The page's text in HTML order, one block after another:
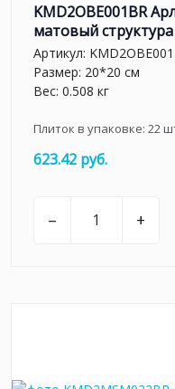
KMD2OBE001BR
матовый
Артикул:
Размер: 20*20 см
Вес: 0.508 кг
Плиток в упаковке: 22
623.42 руб.
– +